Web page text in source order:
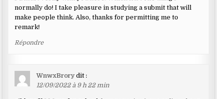
normally do! I take pleasure in studying a submit that will
make people think. Also, thanks for permitting me to
remark!
Répondre
WnwxBrory dit :
12/09/2022 à 9 h 22 min